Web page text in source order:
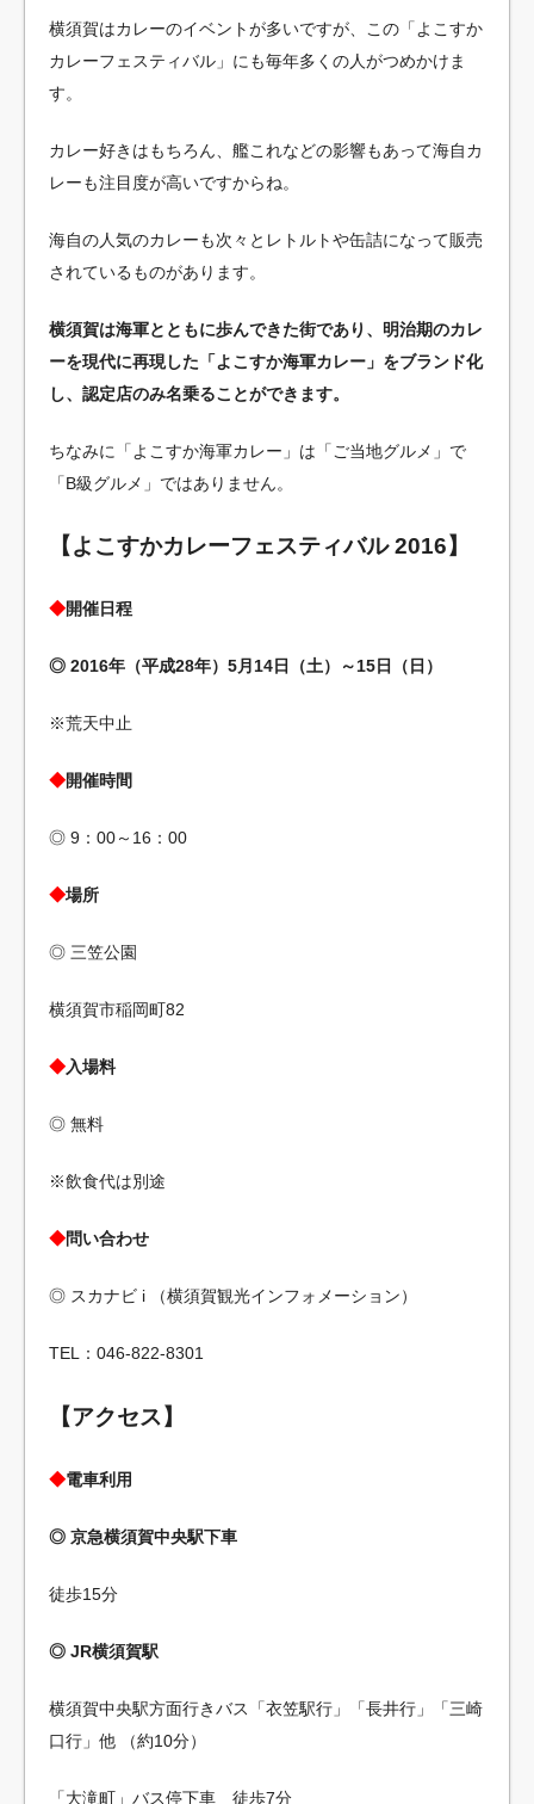
横須賀はカレーのイベントが多いですが、この「よこすか
カレーフェスティバル」にも毎年多くの人がつめかけま
す。
カレー好きはもちろん、艦これなどの影響もあって海自カ
レーも注目度が高いですからね。
海自の人気のカレーも次々とレトルトや缶詰になって販売
されているものがあります。
横須賀は海軍とともに歩んできた街であり、明治期のカレ
ーを現代に再現した「よこすか海軍カレー」をブランド化
し、認定店のみ名乗ることができます。
ちなみに「よこすか海軍カレー」は「ご当地グルメ」で
「B級グルメ」ではありません。
【よこすかカレーフェスティバル 2016】
◆開催日程
◎ 2016年（平成28年）5月14日（土）～15日（日）
※荒天中止
◆開催時間
◎ 9：00～16：00
◆場所
◎ 三笠公園
横須賀市稲岡町82
◆入場料
◎ 無料
※飲食代は別途
◆問い合わせ
◎ スカナビ i （横須賀観光インフォメーション）
TEL：046-822-8301
【アクセス】
◆電車利用
◎ 京急横須賀中央駅下車
徒歩15分
◎ JR横須賀駅
横須賀中央駅方面行きバス「衣笠駅行」「長井行」「三崎
口行」他 （約10分）
「大滝町」バス停下車 徒歩7分